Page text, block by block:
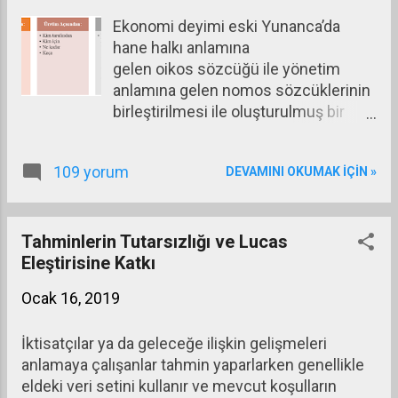
Güncellenmiş Raporunda IMF, 2019 yılında
dünyanın ekonomik büyümesine ilişkin tahminini
yüzde 3,7’den 3,5’e düşürmüş bulunuyor. Bunun
nedenleri arasında ABD ve Çin arasındaki ticaret
savaşının devam edeceği, ABD’de hükümetin
uygula...
Ekonomi deyimi eski Yunanca’da
hane halkı anlamına
gelen oikos sözcüğü ile yönetim
anlamına gelen nomos sözcüklerinin
birleştirilmesi ile oluşturulmuş bir
biliminin konusunun ve kapsamının
yanıt verilmiştir şimdiye kadar. Bu
soruya verilecek yanıt kişinin
ekonomi bilimine hangi ideoloji
aslında. Ekonomi biliminin en yaygın
tüketim çıkışlı tanımından yola çıkan
Lionel Robbins’in yaptığı
tanımlamadır: Ekonomi bilimi; kıt
109 yorum DEVAMINI OKUMAK IÇIN »
Tahminlerin Tutarsızlığı ve Lucas
Eleştirisine Katkı
Ocak 16, 2019
İktisatçılar ya da geleceğe ilişkin gelişmeleri
anlamaya çalışanlar tahmin yaparlarken genellikle
eldeki veri setini kullanır ve mevcut koşulların